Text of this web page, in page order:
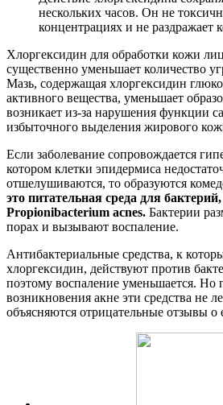
нескольких часов. Он не
концентрациях и не раздражает
Хлоргексидин для обработки кожи
существенно уменьшает количество
Мазь, содержащая хлоргексидин
активного вещества, уменьшает
возникает из-за нарушения функции
избыточного выделения жирового
Если заболевание сопровождается
котором клетки эпидермиса
отшелушиваются, то образуются
это питательная среда для
Propionibacterium acnes. Бактерии
порах и вызывают воспаление.
Антибактериальные средства, к
хлоргексидин, действуют против
поэтому воспаление уменьшается. Но
возникновения акне эти средства не
объясняются отрицательные отзывы о